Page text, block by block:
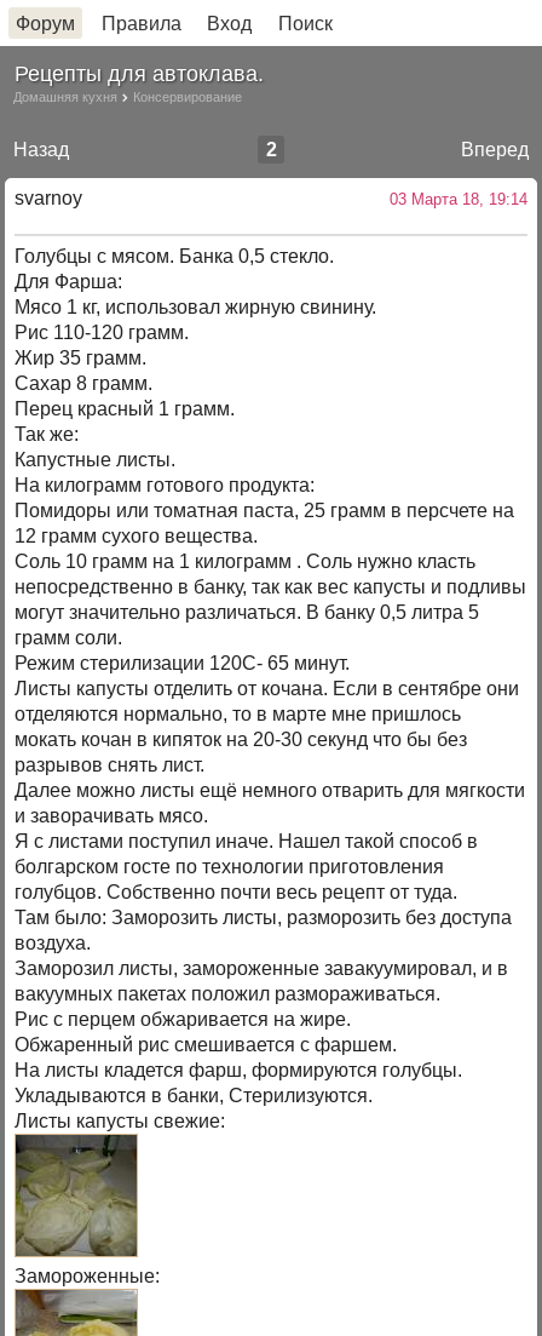
Форум Правила Вход Поиск
Рецепты для автоклава.
Домашняя кухня Консервирование
Назад Вперед
2
svarnoy 03 Марта 18, 19:14
Голубцы с мясом. Банка 0,5 стекло.
Для Фарша:
Мясо 1 кг, использовал жирную свинину.
Рис 110-120 грамм.
Жир 35 грамм.
Сахар 8 грамм.
Перец красный 1 грамм.
Так же:
Капустные листы.
На килограмм готового продукта:
Помидоры или томатная паста, 25 грамм в персчете на
12 грамм сухого вещества.
Соль 10 грамм на 1 килограмм . Соль нужно класть
непосредственно в банку, так как вес капусты и подливы
могут значительно различаться. В банку 0,5 литра 5
грамм соли.
Режим стерилизации 120С- 65 минут.
Листы капусты отделить от кочана. Если в сентябре они
отделяются нормально, то в марте мне пришлось
мокать кочан в кипяток на 20-30 секунд что бы без
разрывов снять лист.
Далее можно листы ещё немного отварить для мягкости
и заворачивать мясо.
Я с листами поступил иначе. Нашел такой способ в
болгарском госте по технологии приготовления
голубцов. Собственно почти весь рецепт от туда.
Там было: Заморозить листы, разморозить без доступа
воздуха.
Заморозил листы, замороженные завакуумировал, и в
вакуумных пакетах положил размораживаться.
Рис с перцем обжаривается на жире.
Обжаренный рис смешивается с фаршем.
На листы кладется фарш, формируются голубцы.
Укладываются в банки, Стерилизуются.
Листы капусты свежие:
Замороженные: